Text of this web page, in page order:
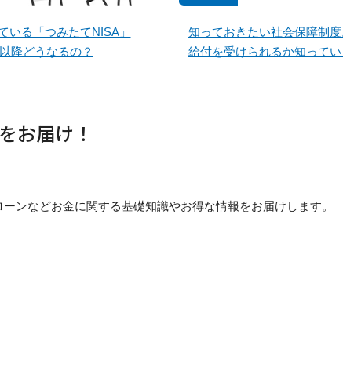
いる「つみたてNISA」
降どうなるの？
知っておきたい社会保障制
給付を受けられるか知って
お届け！
ンなどお金に関する基礎知識やお得な情報をお届けします。